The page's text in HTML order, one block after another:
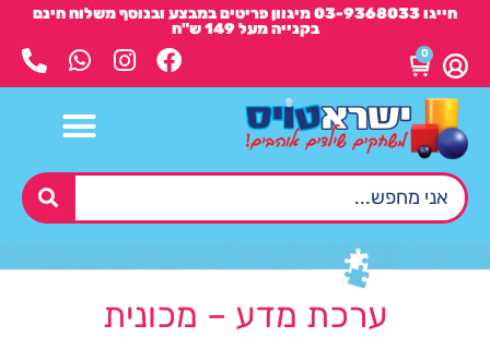
חייגו 03-9368033 מיגוון פריטים במבצע ובנוסף משלוח חינם
בקנייה מעל 149 ש"ח
0
ערכת מדע – מכונית